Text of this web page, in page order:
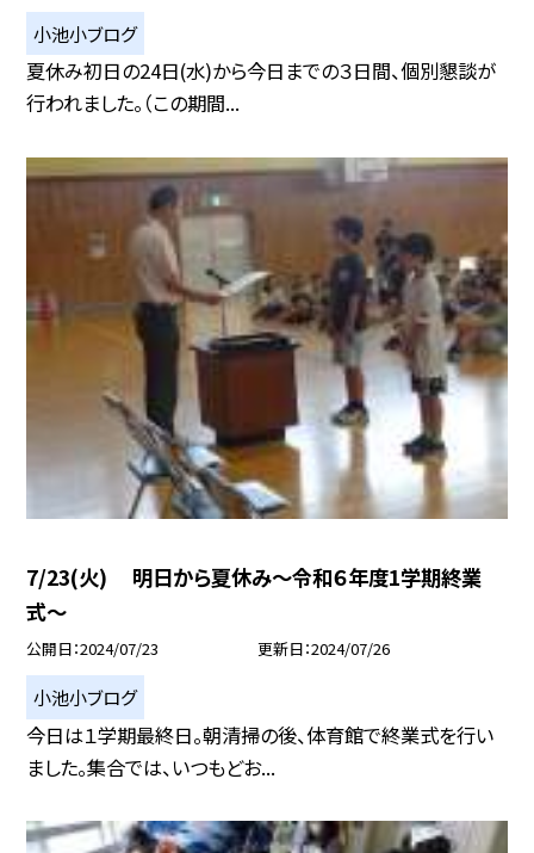
小池小ブログ
夏休み初日の24日(水)から今日までの３日間、個別懇談が
行われました。（この期間...
7/23(火) 明日から夏休み〜令和６年度1学期終業
式〜
公開日 2024/07/23 更新日 2024/07/26
小池小ブログ
今日は１学期最終日。朝清掃の後、体育館で終業式を行い
ました。集合では、いつもどお...